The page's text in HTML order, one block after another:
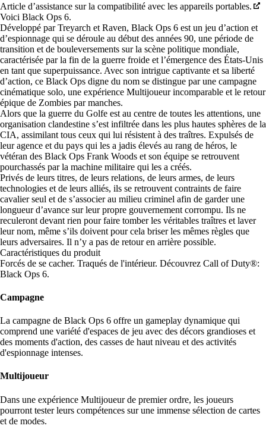
Article d’assistance sur la compatibilité avec les appareils portables.
Voici Black Ops 6.
Développé par Treyarch et Raven, Black Ops 6 est un jeu d’action et
d’espionnage qui se déroule au début des années 90, une période de
transition et de bouleversements sur la scène politique mondiale,
caractérisée par la fin de la guerre froide et l’émergence des États-Unis
en tant que superpuissance. Avec son intrigue captivante et sa liberté
d’action, ce Black Ops digne du nom se distingue par une campagne
cinématique solo, une expérience Multijoueur incomparable et le retour
épique de Zombies par manches.
Alors que la guerre du Golfe est au centre de toutes les attentions, une
organisation clandestine s’est infiltrée dans les plus hautes sphères de la
CIA, assimilant tous ceux qui lui résistent à des traîtres. Expulsés de
leur agence et du pays qui les a jadis élevés au rang de héros, le
vétéran des Black Ops Frank Woods et son équipe se retrouvent
pourchassés par la machine militaire qui les a créés.
Privés de leurs titres, de leurs relations, de leurs armes, de leurs
technologies et de leurs alliés, ils se retrouvent contraints de faire
cavalier seul et de s’associer au milieu criminel afin de garder une
longueur d’avance sur leur propre gouvernement corrompu. Ils ne
reculeront devant rien pour faire tomber les véritables traîtres et laver
leur nom, même s’ils doivent pour cela briser les mêmes règles que
leurs adversaires. Il n’y a pas de retour en arrière possible.
Caractéristiques du produit
Forcés de se cacher. Traqués de l'intérieur. Découvrez Call of Duty®:
Black Ops 6.
Campagne
La campagne de Black Ops 6 offre un gameplay dynamique qui
comprend une variété d'espaces de jeu avec des décors grandioses et
des moments d'action, des casses de haut niveau et des activités
d'espionnage intenses.
Multijoueur
Dans une expérience Multijoueur de premier ordre, les joueurs
pourront tester leurs compétences sur une immense sélection de cartes
et de modes.